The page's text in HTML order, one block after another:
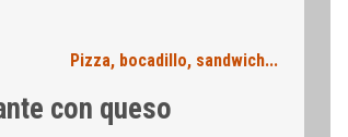
Pizza, bocadillo, sandwich...
con queso